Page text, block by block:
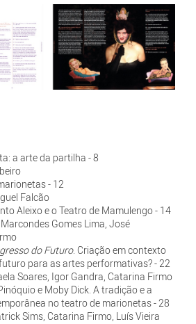
a arte da partilha - 8
- 12
Falcão
Aleixo e o Teatro de Mamulengo - 14
Gomes Lima, José
do Futuro. Criação em contexto
para as artes performativas? - 22
Soares, Igor Gandra, Catarina Firmo
e Moby Dick. A tradição e a
no teatro de marionetas - 28
Sims, Catarina Firmo, Luís Vieira